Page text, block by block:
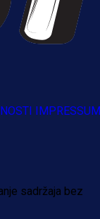
IMPRESSUM
sadržaja bez